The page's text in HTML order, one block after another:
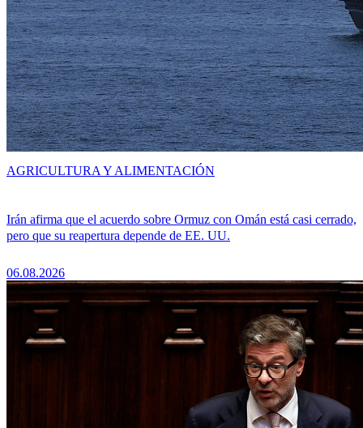
Irán afirma que el acuerdo sobre Ormuz con Omán está casi cerrado,
pero que su reapertura depende de EE. UU.
06.08.2026
AGRICULTURA Y ALIMENTACIÓN